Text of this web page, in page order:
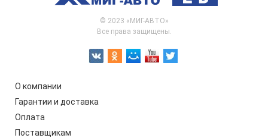
© 2023 «МИГ-АВТО»
Все права защищены.
О компании
Гарантии и доставка
Оплата
Поставщикам